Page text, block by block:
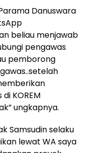
Danuswara
beliau menjawab
pengawas
pemborong
KOREM
ungkapnya.
Samsudin selaku
lewat WA saya